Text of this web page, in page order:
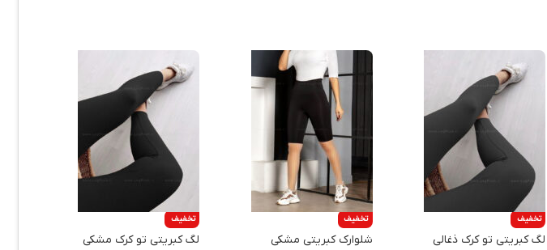
تخفیف
لگ کبریتی تو کرک ذغالی
تخفیف
شلوارک کبریتی مشکی
تخفیف
لگ کبریتی تو کرک مشکی